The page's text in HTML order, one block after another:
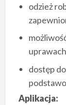
odzież
dostęp
Aplikacja: